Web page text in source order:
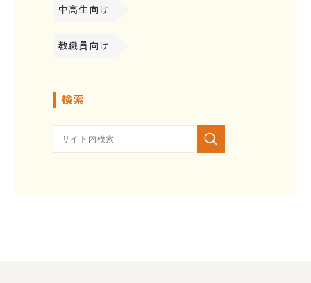
中高生向け
教職員向け
検索